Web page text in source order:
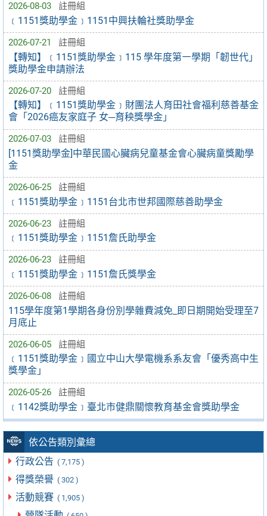
2026-08-03 註冊組
﹝1151獎助學金﹞1151中興扶輪社獎助學金
2026-07-21 註冊組
【轉知】﹝1151獎助學金﹞115 學年度第㇐學期「韌世代」
獎助學金申請辦法
2026-07-20 註冊組
【轉知】﹝1151獎助學金﹞財團法人育田社會福利慈善基金
會「2026癌友家庭子 女─育秧獎學金」
2026-07-03 註冊組
[1151獎助學金]中華民國心臟病兒童基金會心臟病童獎勵學
金
2026-06-25 註冊組
﹝1151獎助學金﹞1151台北市世邦國際慈善助學金
2026-06-23 註冊組
﹝1151獎助學金﹞1151詹氏助學金
2026-06-23 註冊組
﹝1151獎助學金﹞1151詹氏獎學金
2026-06-08 註冊組
115學年度第1學期各身份別學雜費減免_即日期開始受理至7
月底止
2026-06-05 註冊組
﹝1151獎助學金﹞國立中山大學電機系系友會「優秀高中生
獎學金」
2026-05-26 註冊組
﹝1142獎助學金﹞臺北市健鼎關懷教育基金會獎助學金
依公告類別彙總
行政公告 ( 7,175 )
得獎榮譽 ( 302 )
活動競賽 ( 1,905 )